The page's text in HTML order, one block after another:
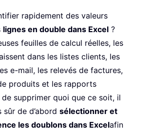
rapidement des valeurs
lignes en double dans Excel ?
feuilles de calcul réelles, les
dans les listes clients, les
e-mail, les relevés de factures,
produits et les rapports
supprimer quoi que ce soit, il
de d’abord sélectionner et
les doublons dans Excelafin